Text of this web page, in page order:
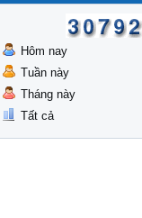
Hôm nay
Tuần này
Tháng này
Tất cả